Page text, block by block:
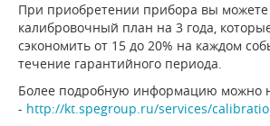
При приобретении прибора вы можете
калибровочный план на 3 года,
сэкономить от 15 до 20% на каждом
течение гарантийного периода.
Более подробную информацию можно
- http://kt.spegroup.ru/services/